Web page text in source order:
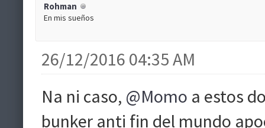
Rohman
En mis sueños
26/12/2016 04:35 AM
Na ni caso, @Momo a estos
bunker anti fin del mundo